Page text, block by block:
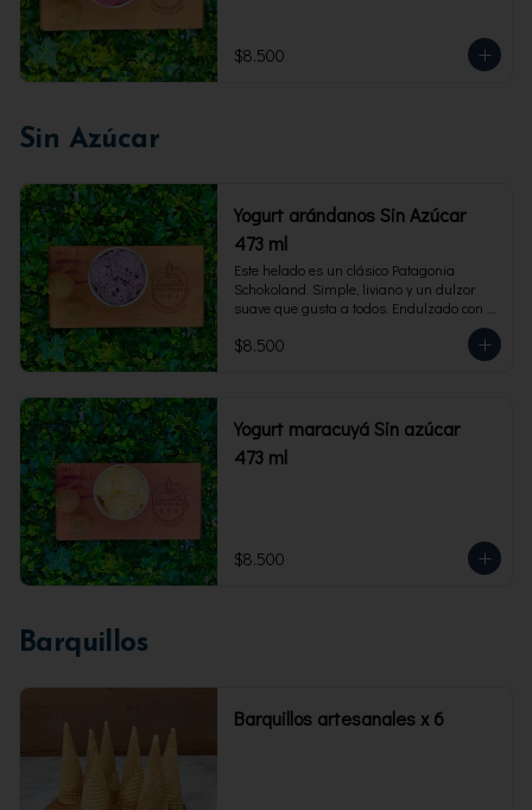
473 ml. Rinde 4 porciones.
$8.500
Sin Azúcar
Yogurt arándanos Sin Azúcar
473 ml
Este helado es un clásico Patagonia
Schokoland. Simple, liviano y un dulzor
suave que gusta a todos. Endulzado con
fructosa.Envase familiar 473 ml. Rinde 4
porciones.
$8.500
Yogurt maracuyá Sin azúcar
473 ml
$8.500
Barquillos
Barquillos artesanales x 6